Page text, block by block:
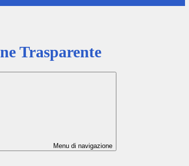
Trasparente
Menu di navigazione